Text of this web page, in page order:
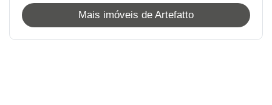
Mais imóveis de Artefatto